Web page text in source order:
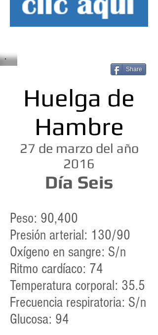
Share
Huelga de
Hambre
27 de marzo del año
2016
Día Seis
Peso: 90,400
Presión arterial: 130/90
Oxígeno en sangre: S/n
Ritmo cardíaco: 74
Temperatura corporal: 35.5
Frecuencia respiratoria: S/n
Glucosa: 94